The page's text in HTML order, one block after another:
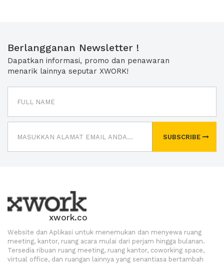
Berlangganan Newsletter !
Dapatkan informasi, promo dan penawaran
menarik lainnya seputar XWORK!
SUBSCRIBE
xwork.co
Website dan Aplikasi untuk menemukan dan menyewa ruang
meeting, kantor, ruang acara mulai dari perjam hingga bulanan.
Tersedia ribuan ruang meeting, ruang kantor, coworking space,
virtual office, dan ruangan lainnya yang senantiasa bertambah